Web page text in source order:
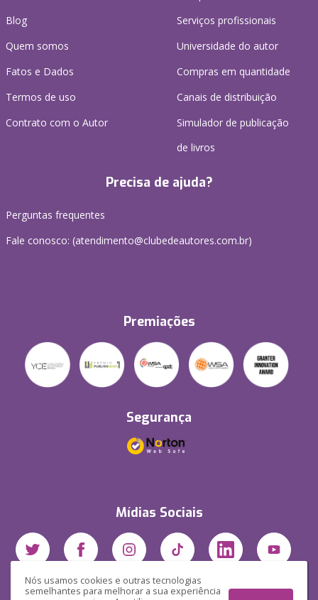
Nós usamos cookies e outras tecnologias
semelhantes para melhorar a sua experiência
Blog
Quem somos
Fatos e Dados
Termos de uso
Contrato com o Autor
Serviços profissionais
Universidade do autor
Compras em quantidade
Canais de distribuição
Simulador de publicação
de livros
Precisa de ajuda?
Perguntas frequentes
Fale conosco: (atendimento@clubedeautores.com.br)
Premiações
Segurança
Mídias Sociais